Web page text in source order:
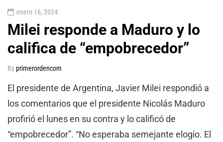
enero 16, 2024
Milei responde a Maduro y lo
califica de “empobrecedor”
Byprimerordencom
El presidente de Argentina, Javier Milei respondió a
los comentarios que el presidente Nicolás Maduro
profirió el lunes en su contra y lo calificó de
“empobrecedor”. “No esperaba semejante elogio. El